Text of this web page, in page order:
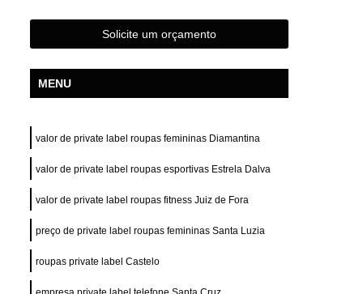
Fabrica e Confecção de Roupas
Desenvolvimento de Estampa
Desenvolvimento de Estampa para Camisas
Estampa para Roupas
para Roupas Femininas
para Roupas Masculinas
Estampa Personalizada
Desenvolvimento Estampa Camiseta
Confecção Private Label
Solicite um orçamento
MENU
valor de private label roupas femininas Diamantina
valor de private label roupas esportivas Estrela Dalva
valor de private label roupas fitness Juiz de Fora
preço de private label roupas femininas Santa Luzia
roupas private label Castelo